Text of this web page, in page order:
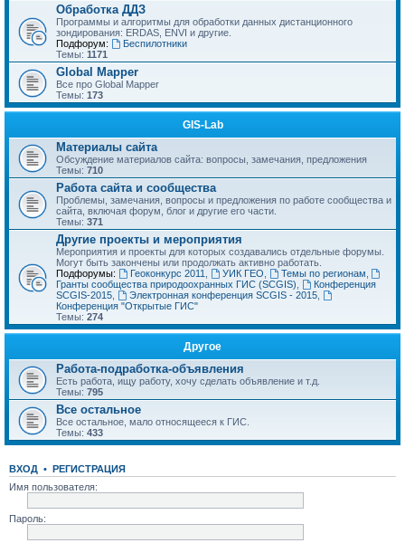
Обработка ДДЗ
Программы и алгоритмы для обработки данных дистанционного
зондирования: ERDAS, ENVI и другие.
Подфорум:
Беспилотники
Темы: 1171
Global Mapper
Все про Global Mapper
Темы: 173
GIS-Lab
Материалы сайта
Обсуждение материалов сайта: вопросы, замечания, предложения
Темы: 710
Работа сайта и сообщества
Проблемы, замечания, вопросы и предложения по работе сообщества и
сайта, включая форум, блог и другие его части.
Темы: 371
Другие проекты и мероприятия
Мероприятия и проекты для которых создавались отдельные форумы.
Могут быть закончены или продолжать активно работать.
Подфорумы:
Геоконкурс 2011 УИК ГЕО Темы по регионам
Гранты сообщества природоохранных ГИС (SCGIS)
Конференция
SCGIS-2015
Электронная конференция SCGIS - 2015,
Конференция "Открытые ГИС"
Темы: 274
Другое
Работа-подработка-объявления
Есть работа, ищу работу, хочу сделать объявление и т.д.
Темы: 795
Все остальное
Все остальное, мало относящееся к ГИС.
Темы: 433
ВХОД • РЕГИСТРАЦИЯ
Имя пользователя:
Пароль: